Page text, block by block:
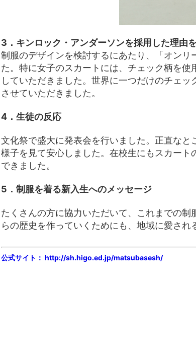
3．キンロック・アンダーソンを採用した理由
制服のデザインを検討するにあたり、「オン
た。特に女子のスカートには、チェック柄を
していただきました。世界に一つだけのチェ
させていただきました。
4．生徒の反応
文化祭で盛大に発表会を行いました。正直な
様子を見て安心しました。在校生にもスカー
できました。
5．制服を着る新入生へのメッセージ
たくさんの方に協力いただいて、これまでの
らの歴史を作っていくためにも、地域に愛され
公式サイト： http://sh.higo.ed.jp/matsubasesh/